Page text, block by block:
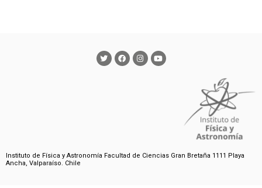
Instituto de Física y Astronomía Facultad de Ciencias Gran Bretaña 1111 Playa
Ancha, Valparaíso. Chile